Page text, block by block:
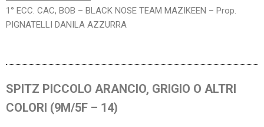
1° ECC. CAC, BOB – BLACK NOSE TEAM MAZIKEEN – Prop.
PIGNATELLI DANILA AZZURRA
SPITZ PICCOLO ARANCIO, GRIGIO O ALTRI
COLORI (9M/5F – 14)